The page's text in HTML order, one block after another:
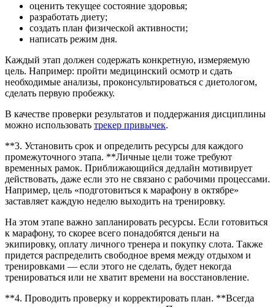
оценить текущее состояние здоровья;
разработать диету;
создать план физической активности;
написать режим дня.
Каждый этап должен содержать конкретную, измеряемую
цель. Например: пройти медицинский осмотр и сдать
необходимые анализы, проконсультироваться с диетологом,
сделать первую пробежку.
В качестве проверки результатов и поддержания дисциплины
можно использовать трекер привычек.
**3. Установить срок и определить ресурсы для каждого
промежуточного этапа. **Личные цели тоже требуют
временных рамок. Приближающийся дедлайн мотивирует
действовать, даже если это не связано с рабочими процессами.
Например, цель «подготовиться к марафону в октябре»
заставляет каждую неделю выходить на тренировку.
На этом этапе важно запланировать ресурсы. Если готовиться
к марафону, то скорее всего понадобятся деньги на
экипировку, оплату личного тренера и покупку слота. Также
придется распределить свободное время между отдыхом и
тренировками — если этого не сделать, будет некогда
тренироваться или не хватит времени на восстановление.
**4. Проводить проверку и корректировать план. **Всегда